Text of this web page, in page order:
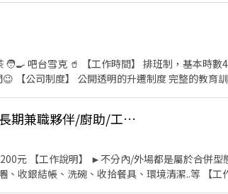
🧑‍🍳 吧台雪克 🥤 【工作時間】 排班制，基本時
【公司制度】 公開透明的升遷制度 完整的教育
［日商 丸亀製麵］台中一中店(MT1)-長期兼職夥伴/廚助/工讀生(彈性排班)
：製麵、煮
、收拾餐具、環境清潔..等 【工作時間】 ►彈性排班08:30-